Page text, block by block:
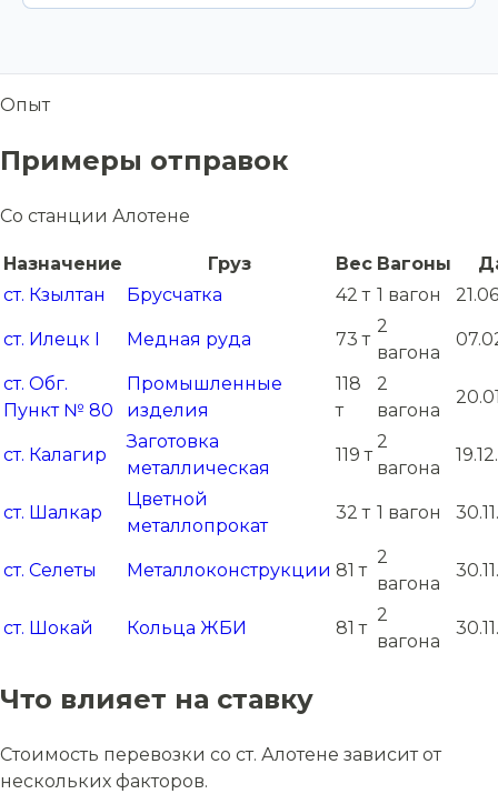
Опыт
Примеры отправок
Со станции Алотене
Назначение Груз Вес Вагоны
ст. Кзылтан
Брусчатка 42 т 1 вагон
ст. Илецк I Медная руда 73 т
2
вагона
ст. Обг.
Пункт № 80
Промышленные
изделия
118
т
2
вагона
ст. Калагир
Заготовка
металлическая
119 т
2
вагона
ст. Шалкар
Цветной
металлопрокат
32 т 1 вагон
ст. Селеты Металлоконструкции 81 т
2
вагона
ст. Шокай Кольца ЖБИ 81 т
2
вагона
Что влияет на ставку
Стоимость перевозки со ст. Алотене зависит от
нескольких факторов.